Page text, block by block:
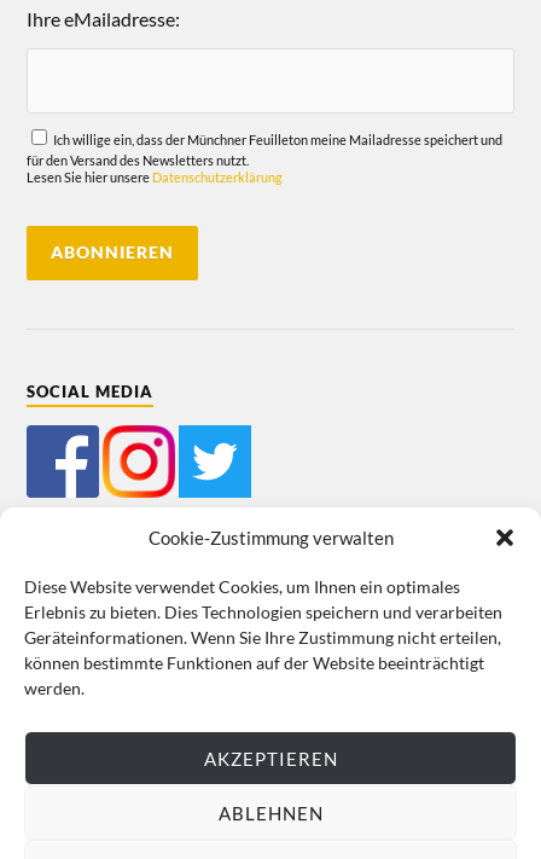
Cookie-Zustimmung verwalten
Diese Website verwendet Cookies, um Ihnen ein optimales
Erlebnis zu bieten. Dies Technologien speichern und verarbeiten
Geräteinformationen. Wenn Sie Ihre Zustimmung nicht erteilen,
können bestimmte Funktionen auf der Website beeinträchtigt
werden.
AKZEPTIEREN
ABLEHNEN
Ihre eMailadresse:
Ich willige ein, dass der Münchner Feuilleton meine Mailadresse speichert und
für den Versand des Newsletters nutzt.
Lesen Sie hier unsere Datenschutzerklärung
SOCIAL MEDIA
Impressum Datenschutz Cookie-Richtlinie (EU) AGB